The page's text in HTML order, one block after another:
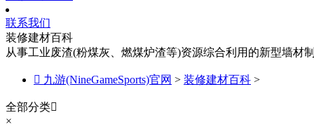
联系我们
装修建材百科
从事工业废渣(粉煤灰、燃煤炉渣等)资源综合利用的新型墙材
 九游(NineGameSports)官网 > 装修建材百科 >
全部分类
×